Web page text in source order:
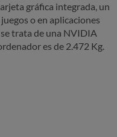
gráfica integrada, un
o en aplicaciones
trata de una NVIDIA
es de 2.472 Kg.